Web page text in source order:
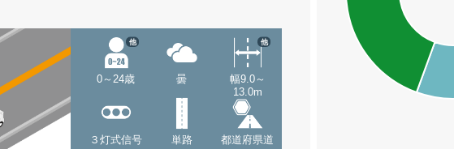
0～24歳
他
曇
幅9.0～
13.0m
他
３灯式信号 単路 都道府県道